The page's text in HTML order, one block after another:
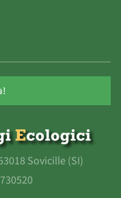
Sovicille (SI)